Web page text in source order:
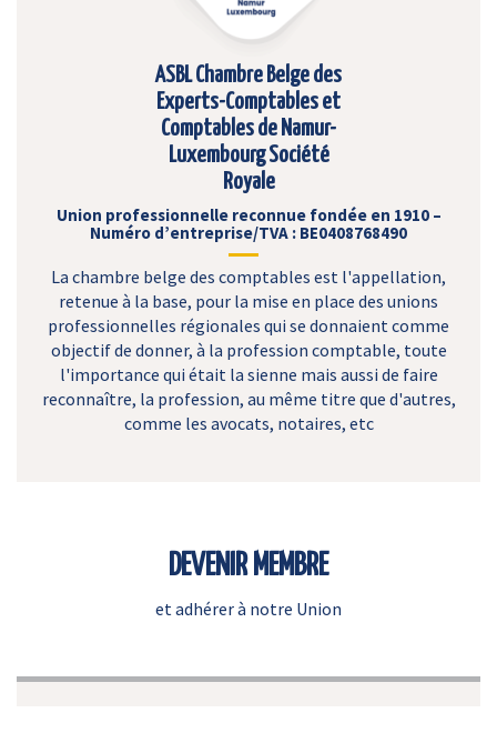
ASBL Chambre Belge des
Experts-Comptables et
Comptables de Namur-
Luxembourg Société
Royale
Union professionnelle reconnue fondée en 1910 –
Numéro d’entreprise/TVA : BE0408768490
La chambre belge des comptables est l'appellation,
retenue à la base, pour la mise en place des unions
professionnelles régionales qui se donnaient comme
objectif de donner, à la profession comptable, toute
l'importance qui était la sienne mais aussi de faire
reconnaître, la profession, au même titre que d'autres,
comme les avocats, notaires, etc
DEVENIR MEMBRE
et adhérer à notre Union